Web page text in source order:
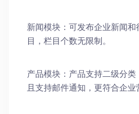
新闻模块：可发布企业新闻
目，栏目个数无限制。
产品模块：产品支持二级分类
且支持邮件通知，更符合企业